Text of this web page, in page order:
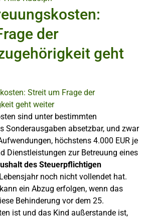
der
geht
sind unter bestimmten
Sonderausgaben absetzbar, und zwar
höchstens 4.000 EUR je
Dienstleistungen zur Betreuung eines
des Steuerpflichtigen
noch nicht vollendet hat.
ein Abzug erfolgen, wenn das
Behinderung vor dem 25.
ist und das Kind außerstande ist,